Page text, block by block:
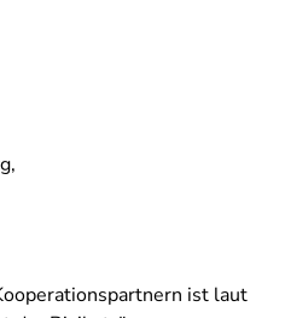
ist laut